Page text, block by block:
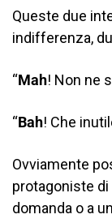
Queste due
indifferenza,
“Mah! Non ne
“Bah! Che
Ovviamente
protagoniste di
domanda o a